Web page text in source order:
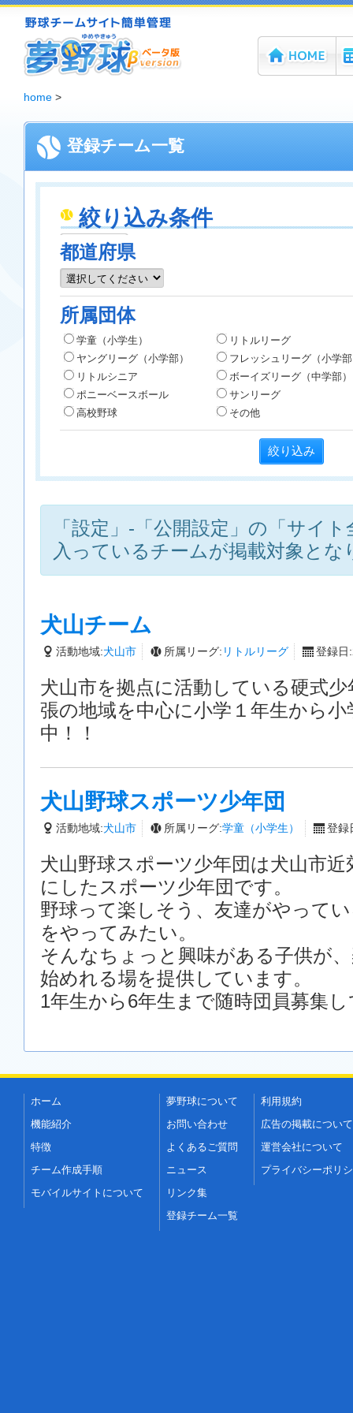
home >
登録チーム一覧
絞り込み条件
都道府県
所属団体
学童（小学生）
リトルリーグ
ヤングリーグ（小学部）
フレッシュリーグ（小学
リトルシニア
ボーイズリーグ（中学部）
ポニーベースボール
サンリーグ
高校野球
その他
「設定」-「公開設定」の「サイ
入っているチームが掲載対象とな
犬山チーム
活動地域:犬山市 所属リーグ: リトルリーグ 登録日
犬山市を拠点に活動している硬式
張の地域を中心に小学１年生から
中！！
犬山野球スポーツ少年団
活動地域:犬山市 所属リーグ:学童（小学生） 登録
犬山野球スポーツ少年団は犬山市
にしたスポーツ少年団です。
野球って楽しそう、友達がやって
をやってみたい。
そんなちょっと興味がある子供が
始めれる場を提供しています。
1年生から6年生まで随時団員募集
ホーム
機能紹介
特徴
チーム作成手順
モバイルサイトについて
夢野球について
お問い合わせ
よくあるご質問
ニュース
リンク集
登録チーム一覧
利用規約
広告の掲載について
運営会社について
プライバシーポリ